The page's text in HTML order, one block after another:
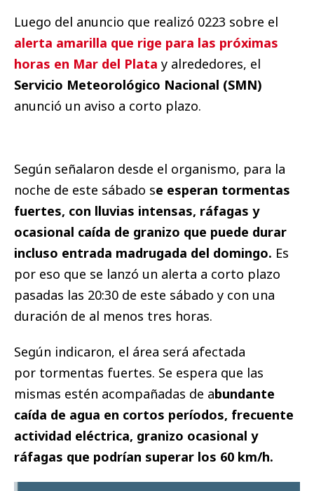
Luego del anuncio que realizó 0223 sobre el
alerta amarilla que rige para las próximas
horas en Mar del Plata y alrededores, el
Servicio Meteorológico Nacional (SMN)
anunció un aviso a corto plazo.
Según señalaron desde el organismo, para la
noche de este sábado se esperan tormentas
fuertes, con lluvias intensas, ráfagas y
ocasional caída de granizo que puede durar
incluso entrada madrugada del domingo. Es
por eso que se lanzó un alerta a corto plazo
pasadas las 20:30 de este sábado y con una
duración de al menos tres horas.
Según indicaron, el área será afectada
por tormentas fuertes. Se espera que las
mismas estén acompañadas de abundante
caída de agua en cortos períodos, frecuente
actividad eléctrica, granizo ocasional y
ráfagas que podrían superar los 60 km/h.